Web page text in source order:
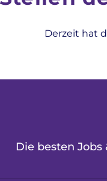
Derzeit hat
Die besten Jobs